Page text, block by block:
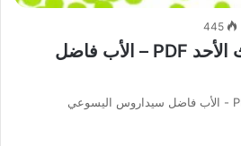
445
كتاب سر الله الثالوث الأحد PDF – الأب فاضل